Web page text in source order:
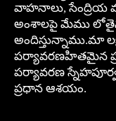
వాహనాలు, సేంద్రియ
అంశాలపై మేము లోతైన
అందిస్తున్నాము.మా
పర్యావరణహితమైన
పర్యావరణ
ప్రధాన ఆశయం.